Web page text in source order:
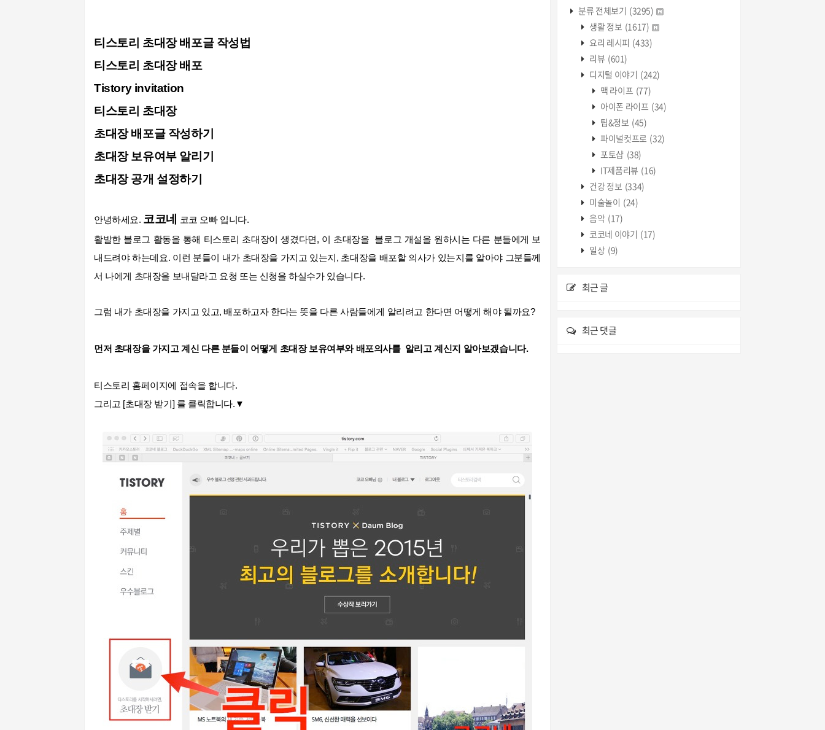
티스토리 초대장 배포글 작성법
티스토리 초대장 배포
Tistory invitation
티스토리 초대장
초대장 배포글 작성하기
초대장 보유여부 알리기
초대장 공개 설정하기
안녕하세요. 코코네
코코 오빠 입니다.
활발한 블로그 활동을 통해 티스토리 초대장이 생겼다면, 이 초대장을
블로그 개설을 원하시는 다른 분들에게 보
내드려야 하는데요. 이런 분들이 내가 초대장을 가지고 있는지, 초대장을 배포할 의사가 있는지를 알아야 그분들께
서 나에게 초대장을 보내달라고 요청 또는 신청을 하실수가 있습니다.
그럼 내가 초대장을 가지고 있고, 배포하고자 한다는 뜻을 다른 사람들에게 알리려고 한다면 어떻게 해야 될까요?
먼저 초대장을 가지고 계신 다른 분들이 어떻게 초대장 보유여부와 배포의사를 알리고 계신지 알아보겠습니다.
티스토리 홈페이지에 접속을 합니다.
그리고 [초대장 받기] 를 클릭합니다. ▼
분류 전체보기 (3295)
생활 정보 (1617)
요리 레시피 (433)
리뷰 (601)
디지털 이야기 (242)
맥 라이프 (77)
아이폰 라이프 (34)
팁&정보 (45)
파이널컷프로 (32)
포토샵 (38)
IT제품리뷰 (16)
건강 정보 (334)
미술놀이 (24)
음악 (17)
코코네 이야기 (17)
일상 (9)
최근 글
최근 댓글